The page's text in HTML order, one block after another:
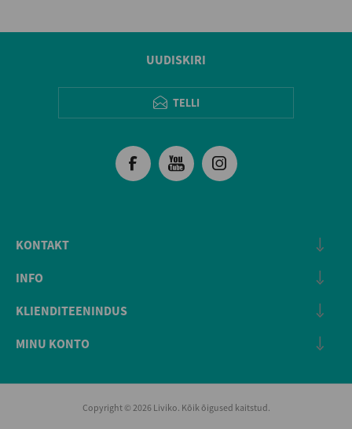
UUDISKIRI
TELLI
KONTAKT
INFO
KLIENDITEENINDUS
MINU KONTO
Copyright © 2026 Liviko. Kõik õigused kaitstud.